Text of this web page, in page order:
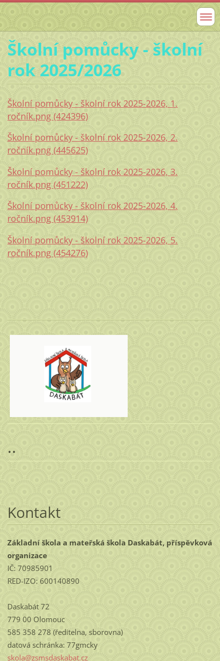
Školní pomůcky - školní
rok 2025/2026
Školní pomůcky - školní rok 2025-2026, 1.
ročník.png (424396)
Školní pomůcky - školní rok 2025-2026, 2.
ročník.png (445625)
Školní pomůcky - školní rok 2025-2026, 3.
ročník.png (451222)
Školní pomůcky - školní rok 2025-2026, 4.
ročník.png (453914)
Školní pomůcky - školní rok 2025-2026, 5.
ročník.png (454276)
..
Kontakt
Základní škola a mateřská škola Daskabát, příspěvková
organizace
IČ: 70985901
RED-IZO: 600140890
Daskabát 72
779 00 Olomouc
585 358 278 (ředitelna, sborovna)
datová schránka: 77gmcky
skola@zsmsdaskabat.cz